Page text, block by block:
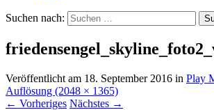
Suchen nach:
Veröffentlicht am 18. September 2016 in Play
Auflösung (2048 × 1365)
← Vorheriges Nächstes →